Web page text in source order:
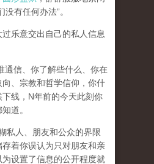
有任何办法”。
乐意交出自己的私人信息
通信、你了解些什么、你在
、宗教和哲学信仰，你什
线，N年前的今天此刻你
道。
私人、朋友和公众的界限
着你误认为只对朋友和亲
为设置了信息的公开程度就